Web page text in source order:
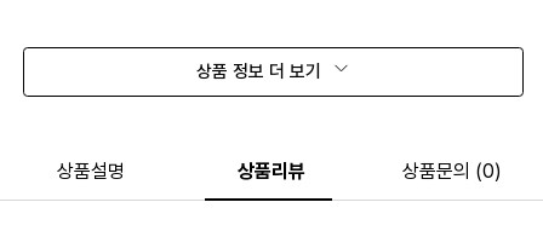
상품 정보 더 보기
상품설명 상품리뷰 상품문의 (0)